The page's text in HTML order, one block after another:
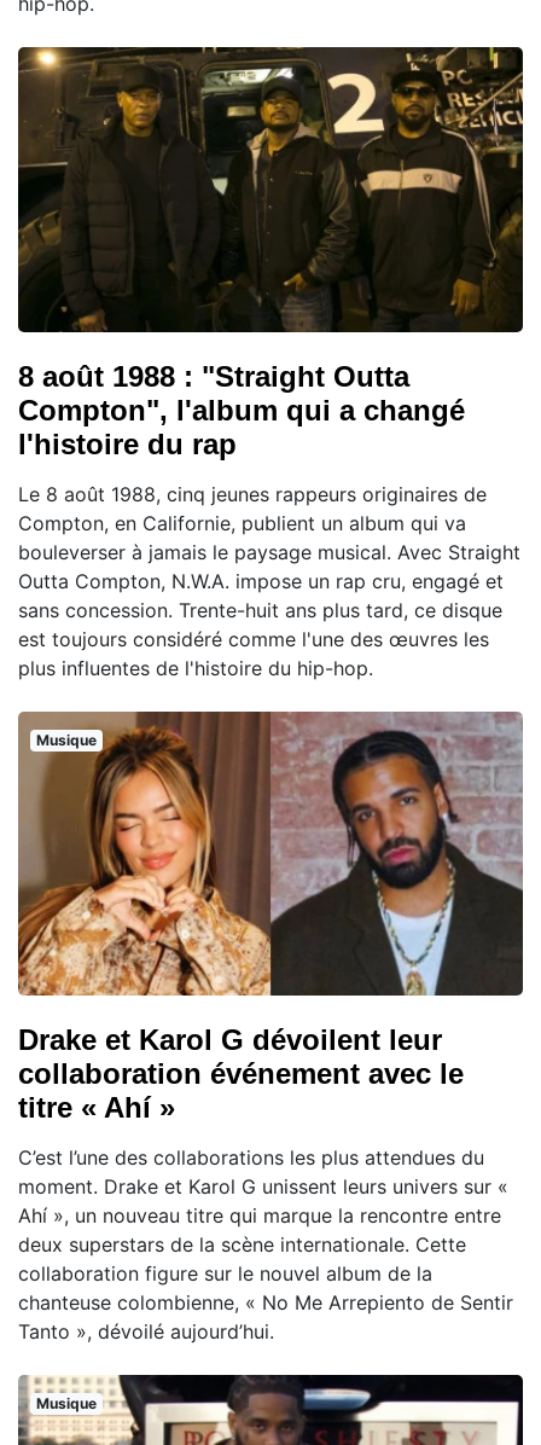
8 août 1988 : "Straight Outta
Compton", l'album qui a changé
l'histoire du rap
Le 8 août 1988, cinq jeunes rappeurs originaires de
Compton, en Californie, publient un album qui va
bouleverser à jamais le paysage musical. Avec Straight
Outta Compton, N.W.A. impose un rap cru, engagé et
sans concession. Trente-huit ans plus tard, ce disque
est toujours considéré comme l'une des œuvres les
plus influentes de l'histoire du hip-hop.
Musique
Drake et Karol G dévoilent leur
collaboration événement avec le
titre « Ahí »
C’est l’une des collaborations les plus attendues du
moment. Drake et Karol G unissent leurs univers sur «
Ahí », un nouveau titre qui marque la rencontre entre
deux superstars de la scène internationale. Cette
collaboration figure sur le nouvel album de la
chanteuse colombienne, « No Me Arrepiento de Sentir
Tanto », dévoilé aujourd’hui.
Musique